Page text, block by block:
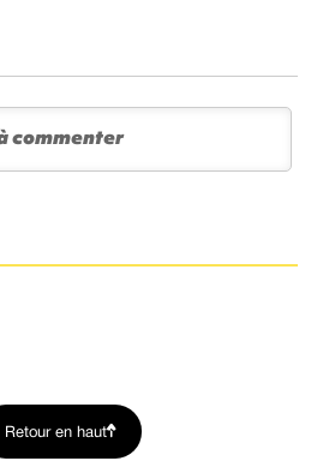
Retour en haut